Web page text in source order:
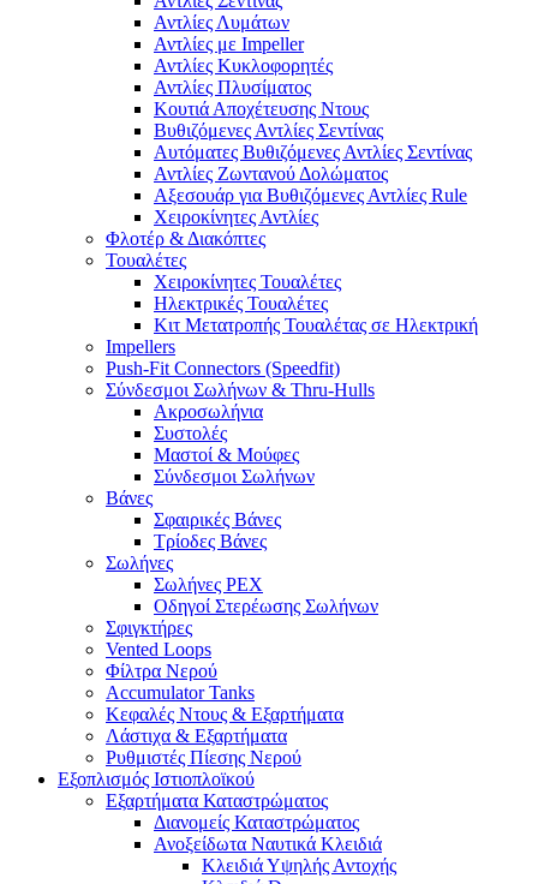
Αντλίες Λυμάτων
Αντλίες με Impeller
Αντλίες Κυκλοφορητές
Αντλίες Πλυσίματος
Κουτιά Αποχέτευσης Ντους
Βυθιζόμενες Αντλίες Σεντίνας
Αυτόματες Βυθιζόμενες Αντλίες Σεντίνας
Αντλίες Ζωντανού Δολώματος
Αξεσουάρ για Βυθιζόμενες Αντλίες Rule
Χειροκίνητες Αντλίες
Φλοτέρ & Διακόπτες
Τουαλέτες
Χειροκίνητες Τουαλέτες
Ηλεκτρικές Τουαλέτες
Κιτ Μετατροπής Τουαλέτας σε Ηλεκτρική
Impellers
Push-Fit Connectors (Speedfit)
Σύνδεσμοι Σωλήνων & Thru-Hulls
Ακροσωλήνια
Συστολές
Μαστοί & Μούφες
Σύνδεσμοι Σωλήνων
Βάνες
Σφαιρικές Βάνες
Τρίοδες Βάνες
Σωλήνες
Σωλήνες PEX
Οδηγοί Στερέωσης Σωλήνων
Σφιγκτήρες
Vented Loops
Φίλτρα Νερού
Accumulator Tanks
Κεφαλές Ντους & Εξαρτήματα
Λάστιχα & Εξαρτήματα
Ρυθμιστές Πίεσης Νερού
Εξοπλισμός Ιστιοπλοϊκού
Εξαρτήματα Καταστρώματος
Διανομείς Καταστρώματος
Ανοξείδωτα Ναυτικά Κλειδιά
Κλειδιά Υψηλής Αντοχής